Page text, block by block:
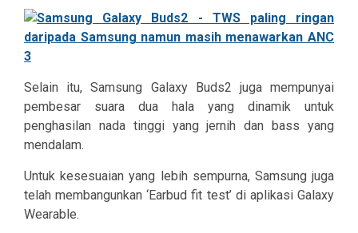
Selain itu, Samsung Galaxy Buds2 juga mempunyai
pembesar suara dua hala yang dinamik untuk
penghasilan nada tinggi yang jernih dan bass yang
mendalam.
Untuk kesesuaian yang lebih sempurna, Samsung juga
telah membangunkan ‘Earbud fit test’ di aplikasi Galaxy
Wearable.